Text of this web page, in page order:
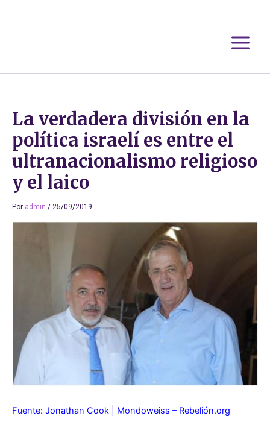
La verdadera división en la
política israelí es entre el
ultranacionalismo religioso
y el laico
Por admin / 25/09/2019
Fuente: Jonathan Cook | Mondoweiss – Rebelión.org